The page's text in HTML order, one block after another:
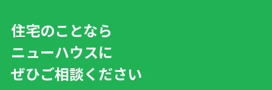
住宅のことなら
ニューハウスに
ぜひご相談ください